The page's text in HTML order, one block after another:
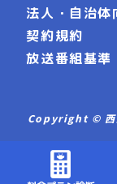
法人・自治体
契約規約
放送番組基準
Copyright © 西